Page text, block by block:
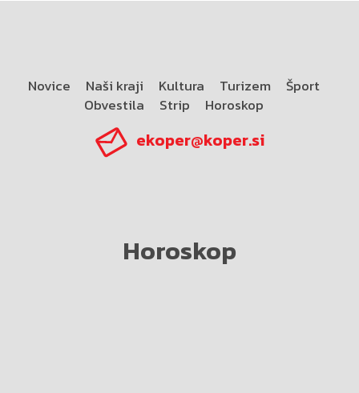
Novice Naši kraji Kultura Turizem
Šport
Obvestila
Strip Horoskop
ekoper@koper.si
Horoskop